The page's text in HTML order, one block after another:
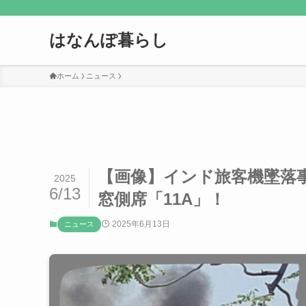
はなんぽ暮らし
ホーム ニュース
【画像】インド旅客機墜
窓側席「11A」！
2025
6/13
ニュース 2025年6月13日